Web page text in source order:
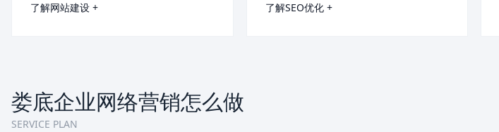
了解网站建设 + 了解SEO优化 +
娄底企业网络营销怎么做
SERVICE PLAN